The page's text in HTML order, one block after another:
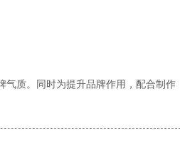
气质。同时为提升品牌作用，配合制作